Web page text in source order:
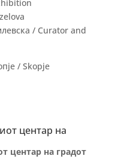
/ Curator and
/ Skopje
центар на
центар на градот